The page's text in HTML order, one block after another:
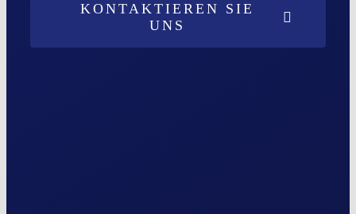
KONTAKTIEREN SIE
UNS